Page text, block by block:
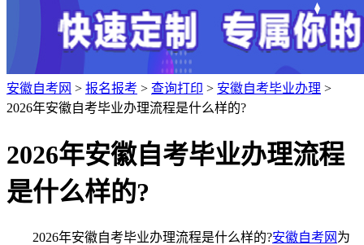
安徽自考网 > 报名报考 > 查询打印 > 安徽自考毕业办理 >
2026年安徽自考毕业办理流程是什么样的?
2026年安徽自考毕业办理流程
是什么样的?
2026年安徽自考毕业办理流程是什么样的?安徽自考网 为